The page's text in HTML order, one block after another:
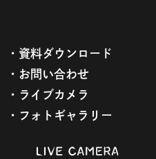
資料ダウンロード
お問い合わせ
ライブカメラ
フォトギャラリー